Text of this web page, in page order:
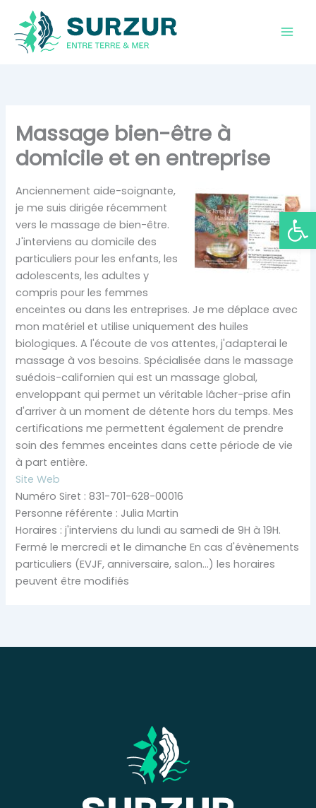
Ouvrir
contenu
Massage bien-être à
domicile et en entreprise
Anciennement aide-soignante,
je me suis dirigée récemment
vers le massage de bien-être.
J'interviens au domicile des
particuliers pour les enfants, les
adolescents, les adultes y
compris pour les femmes
enceintes ou dans les entreprises. Je me déplace avec
mon matériel et utilise uniquement des huiles
biologiques. A l'écoute de vos attentes, j'adapterai le
massage à vos besoins. Spécialisée dans le massage
suédois-californien qui est un massage global,
enveloppant qui permet un véritable lâcher-prise afin
d'arriver à un moment de détente hors du temps. Mes
certifications me permettent également de prendre
soin des femmes enceintes dans cette période de vie
à part entière.
Site Web
Numéro Siret : 831-701-628-00016
Personne référente : Julia Martin
Horaires : j'interviens du lundi au samedi de 9H à 19H.
Fermé le mercredi et le dimanche En cas d'évènements
particuliers (EVJF, anniversaire, salon...) les horaires
peuvent être modifiés